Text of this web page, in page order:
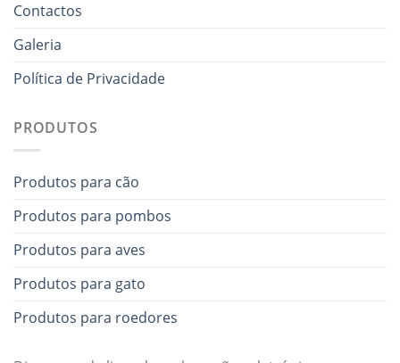
Contactos
Galeria
Política de Privacidade
PRODUTOS
Produtos para cão
Produtos para pombos
Produtos para aves
Produtos para gato
Produtos para roedores